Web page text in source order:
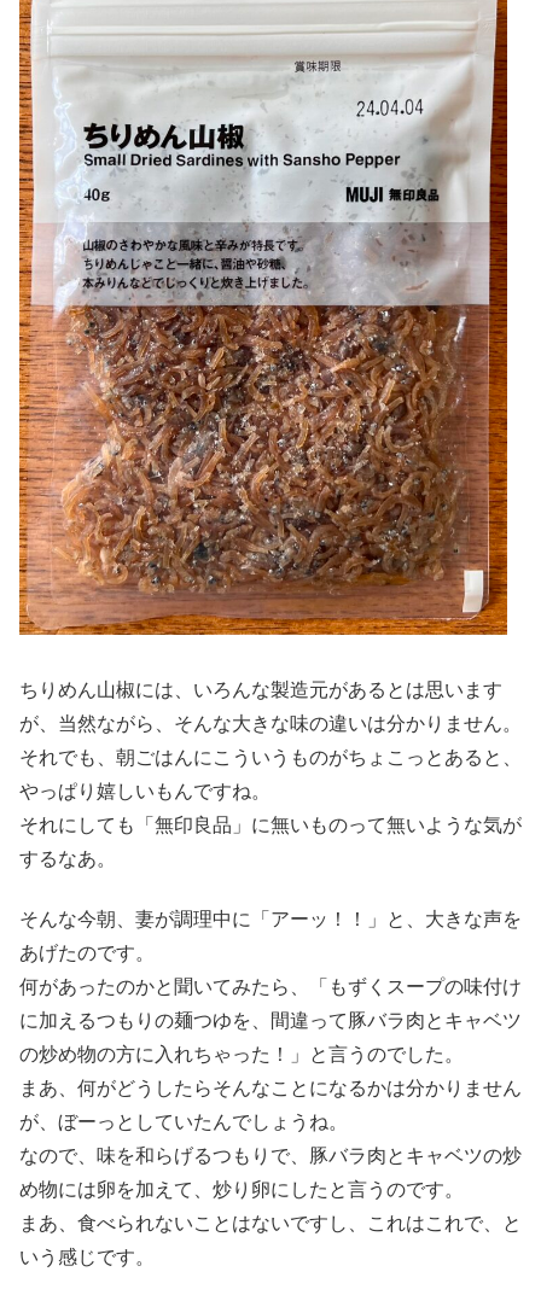
ちりめん山椒には、いろんな製造元があるとは思います
が、当然ながら、そんな大きな味の違いは分かりません。
それでも、朝ごはんにこういうものがちょこっとあると、
やっぱり嬉しいもんですね。
それにしても「無印良品」に無いものって無いような気が
するなあ。
そんな今朝、妻が調理中に「アーッ！！」と、大きな声を
あげたのです。
何があったのかと聞いてみたら、「もずくスープの味付け
に加えるつもりの麺つゆを、間違って豚バラ肉とキャベツ
の炒め物の方に入れちゃった！」と言うのでした。
まあ、何がどうしたらそんなことになるかは分かりません
が、ぼーっとしていたんでしょうね。
なので、味を和らげるつもりで、豚バラ肉とキャベツの炒
め物には卵を加えて、炒り卵にしたと言うのです。
まあ、食べられないことはないですし、これはこれで、と
いう感じです。